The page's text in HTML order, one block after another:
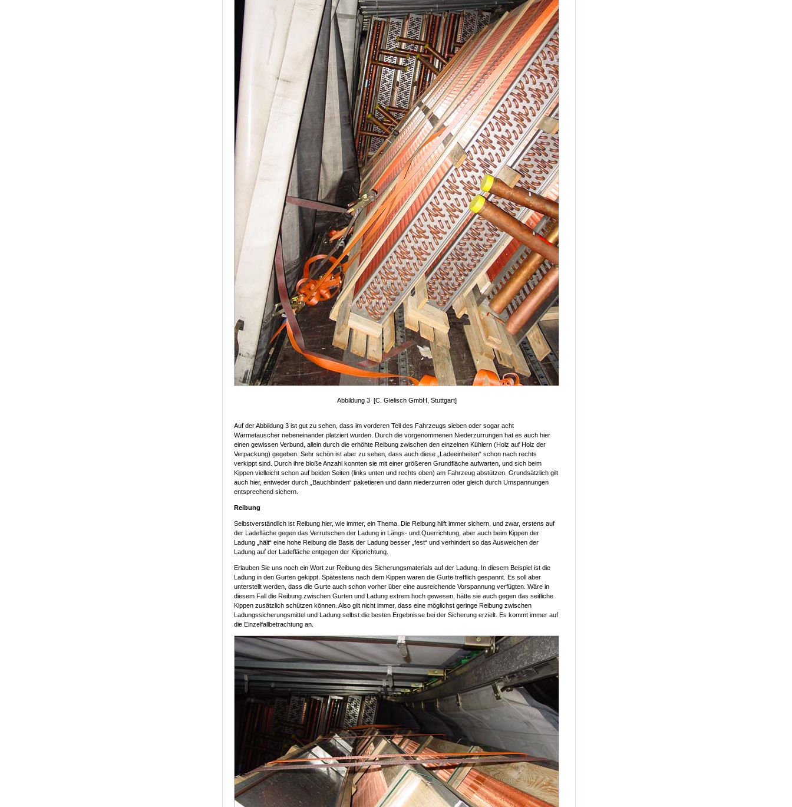
Abbildung 3 [C. Gielisch GmbH, Stuttgart]
Auf der Abbildung 3 ist gut zu sehen, dass im vorderen Teil des Fahrzeugs sieben oder sogar acht
Wärmetauscher nebeneinander platziert wurden. Durch die vorgenommenen Niederzurrungen hat es auch hier
einen gewissen Verbund, allein durch die erhöhte Reibung zwischen den einzelnen Kühlern (Holz auf Holz der
Verpackung) gegeben. Sehr schön ist aber zu sehen, dass auch diese „Ladeeinheiten“ schon nach rechts
verkippt sind. Durch ihre bloße Anzahl konnten sie mit einer größeren Grundfläche aufwarten, und sich beim
Kippen vielleicht schon auf beiden Seiten (links unten und rechts oben) am Fahrzeug abstützen. Grundsätzlich gilt
auch hier, entweder durch „Bauchbinden“ paketieren und dann niederzurren oder gleich durch Umspannungen
entsprechend sichern.
Reibung
Selbstverständlich ist Reibung hier, wie immer, ein Thema. Die Reibung hilft immer sichern, und zwar, erstens auf
der Ladefläche gegen das Verrutschen der Ladung in Längs- und Querrichtung, aber auch beim Kippen der
Ladung „hält“ eine hohe Reibung die Basis der Ladung besser „fest“ und verhindert so das Ausweichen der
Ladung auf der Ladefläche entgegen der Kipprichtung.
Erlauben Sie uns noch ein Wort zur Reibung des Sicherungsmaterials auf der Ladung. In diesem Beispiel ist die
Ladung in den Gurten gekippt. Spätestens nach dem Kippen waren die Gurte trefflich gespannt. Es soll aber
unterstellt werden, dass die Gurte auch schon vorher über eine ausreichende Vorspannung verfügten. Wäre in
diesem Fall die Reibung zwischen Gurten und Ladung extrem hoch gewesen, hätte sie auch gegen das seitliche
Kippen zusätzlich schützen können. Also gilt nicht immer, dass eine möglichst geringe Reibung zwischen
Ladungssicherungsmittel und Ladung selbst die besten Ergebnisse bei der Sicherung erzielt. Es kommt immer auf
die Einzelfallbetrachtung an.